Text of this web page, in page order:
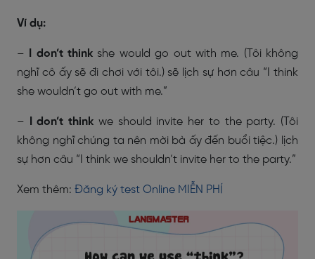
Ví dụ:
– I don’t think she would go out with me. (Tôi không
nghĩ cô ấy sẽ đi chơi với tôi.) sẽ lịch sự hơn câu “I think
she wouldn’t go out with me.”
– I don’t think we should invite her to the party. (Tôi
không nghĩ chúng ta nên mời bà ấy đến buổi tiệc.) lịch
sự hơn câu “I think we shouldn’t invite her to the party.”
Xem thêm: Đăng ký test Online MIỄN PHÍ